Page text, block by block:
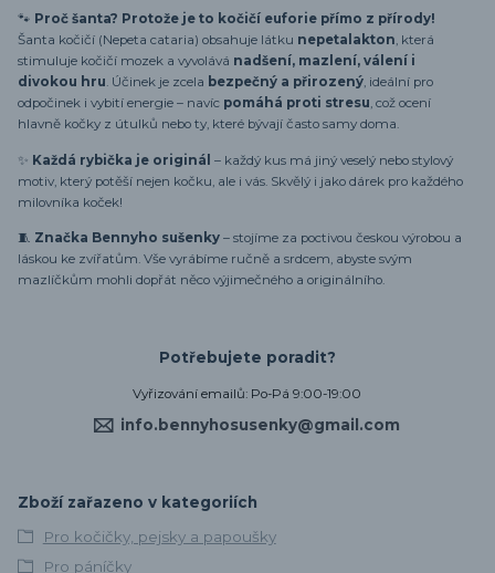
🐾 Proč šanta? Protože je to kočičí euforie přímo z přírody!
Šanta kočičí (Nepeta cataria) obsahuje látku nepetalakton, která
stimuluje kočičí mozek a vyvolává nadšení, mazlení, válení i
divokou hru. Účinek je zcela bezpečný a přirozený, ideální pro
odpočinek i vybití energie – navíc pomáhá proti stresu, což ocení
hlavně kočky z útulků nebo ty, které bývají často samy doma.
✨ Každá rybička je originál – každý kus má jiný veselý nebo stylový
motiv, který potěší nejen kočku, ale i vás. Skvělý i jako dárek pro každého
milovníka koček!
🧵 Značka Bennyho sušenky – stojíme za poctivou českou výrobou a
láskou ke zvířatům. Vše vyrábíme ručně a srdcem, abyste svým
mazlíčkům mohli dopřát něco výjimečného a originálního.
Potřebujete poradit?
Vyřizování emailů: Po-Pá 9:00-19:00
info.bennyhosusenky@gmail.com
Zboží zařazeno v kategoriích
Pro kočičky, pejsky a papoušky
Pro páníčky